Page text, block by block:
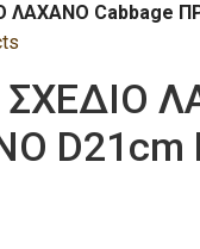
ΛΑΧΑΝΟ Cabbage
ΣΧΕΔΙΟ
D21cm